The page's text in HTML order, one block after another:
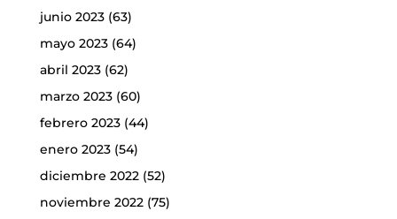
junio 2023(63)
mayo 2023(64)
abril 2023(62)
marzo 2023(60)
febrero 2023(44)
enero 2023(54)
diciembre 2022(52)
noviembre 2022(75)